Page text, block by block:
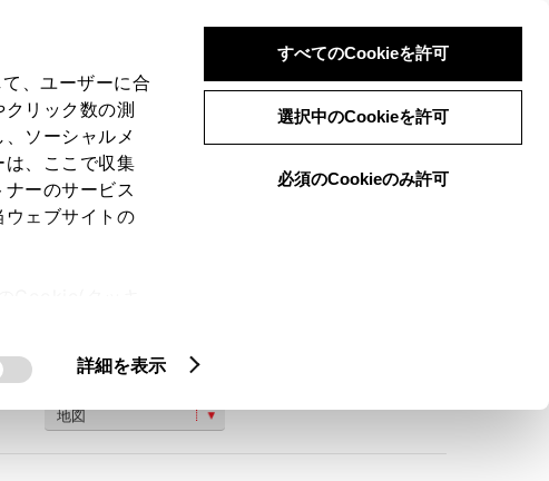
、ユーザーに合
リック数の測
ソーシャルメ
、ここで収集
ーのサービス
ウェブサイトの
詳細を表示
すべてのCookieを許可
選択中のCookieを許可
必須のCookieのみ許可
ログイン 検索 メニュー
ご購入相談
鶴ヶ島市脚折町５丁目４−５３
地図